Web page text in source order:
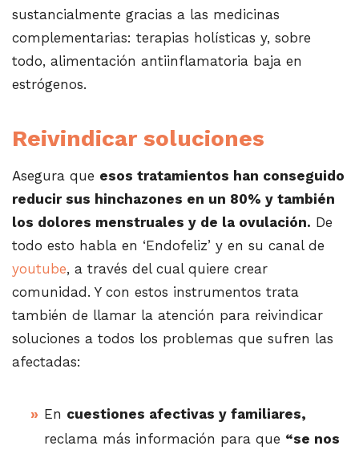
sustancialmente gracias a las medicinas
complementarias: terapias holísticas y, sobre
todo, alimentación antiinflamatoria baja en
estrógenos.
Reivindicar soluciones
Asegura que esos tratamientos han conseguido
reducir sus hinchazones en un 80% y también
los dolores menstruales y de la ovulación. De
todo esto habla en ‘Endofeliz’ y en su canal de
youtube, a través del cual quiere crear
comunidad. Y con estos instrumentos trata
también de llamar la atención para reivindicar
soluciones a todos los problemas que sufren las
afectadas:
En cuestiones afectivas y familiares,
reclama más información para que “se nos